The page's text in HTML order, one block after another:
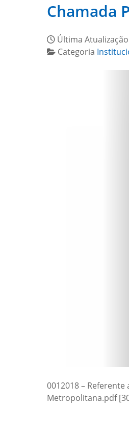
Chamada
Última
Categoria
0012018 –
Metropolitana.pdf